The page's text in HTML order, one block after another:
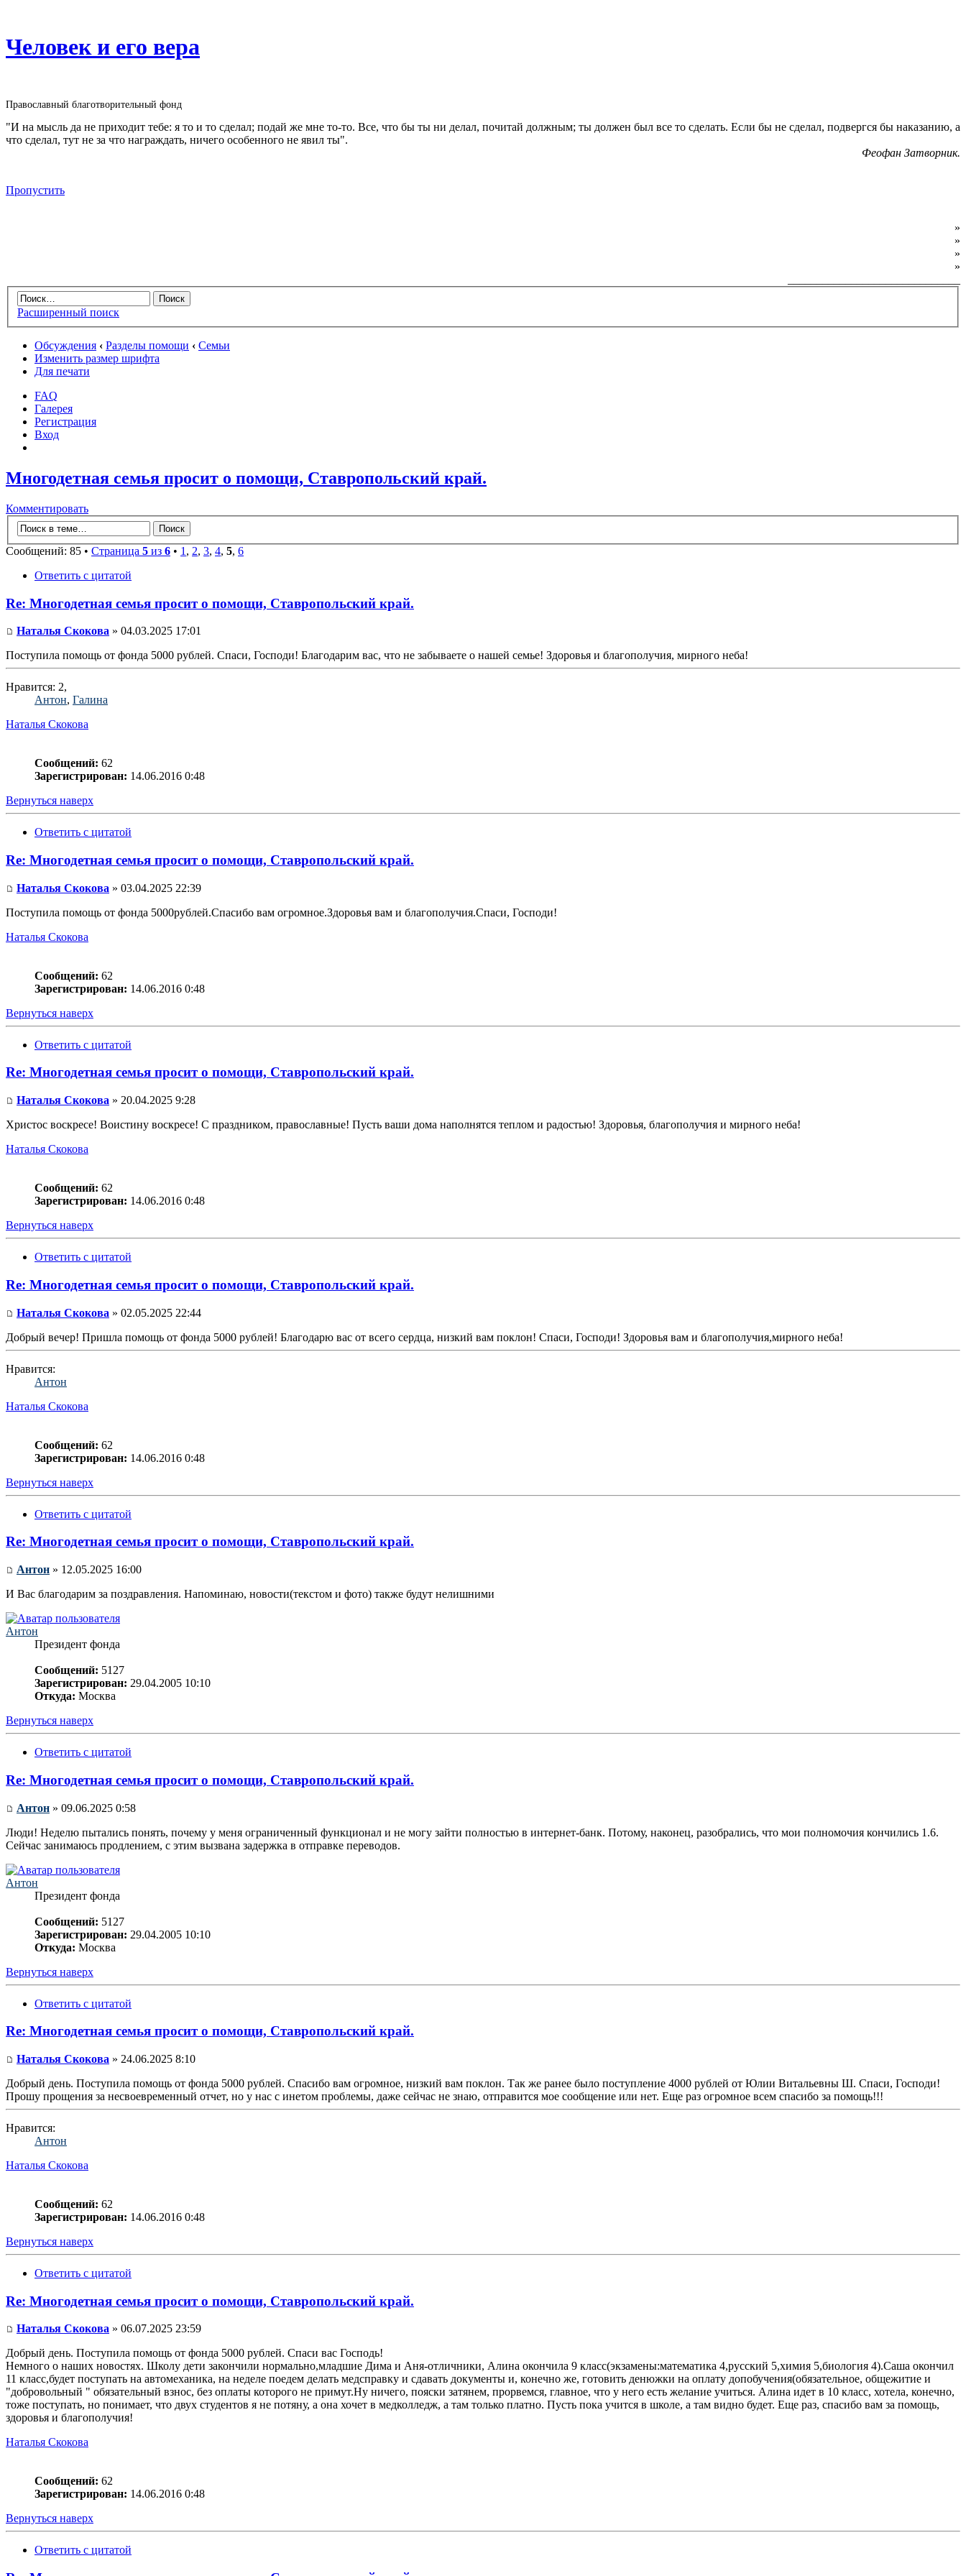
Человек и его вера
Православный благотворительный фонд
"И на мысль да не приходит тебе: я то и то сделал; подай же мне то-то. Все, что бы ты ни делал, почитай должным; ты должен был все то сделать. Если бы не сделал, подвергся бы наказанию, а
что сделал, тут не за что награждать, ничего особенного не явил ты".
Феофан Затворник.
Пропустить
»
»
»
»
Расширенный поиск
Обсуждения ‹ Разделы помощи ‹ Семьи
Изменить размер шрифта
Для печати
FAQ
Галерея
Регистрация
Вход
Многодетная семья просит о помощи, Ставропольский край.
Комментировать
Сообщений: 85 • Страница 5 из 6 • 1 , 2, 3, 4, 5, 6
Ответить с цитатой
Re: Многодетная семья просит о помощи, Ставропольский край.
Наталья Скокова » 04.03.2025 17:01
Поступила помощь от фонда 5000 рублей. Спаси, Господи! Благодарим вас, что не забываете о нашей семье! Здоровья и благополучия, мирного неба!
Нравится: 2,
Антон, Галина
Наталья Скокова
Сообщений: 62
Зарегистрирован: 14.06.2016 0:48
Вернуться наверх
Ответить с цитатой
Re: Многодетная семья просит о помощи, Ставропольский край.
Наталья Скокова » 03.04.2025 22:39
Поступила помощь от фонда 5000рублей.Спасибо вам огромное.Здоровья вам и благополучия.Спаси, Господи!
Наталья Скокова
Сообщений: 62
Зарегистрирован: 14.06.2016 0:48
Вернуться наверх
Ответить с цитатой
Re: Многодетная семья просит о помощи, Ставропольский край.
Наталья Скокова » 20.04.2025 9:28
Христос воскресе! Воистину воскресе! С праздником, православные! Пусть ваши дома наполнятся теплом и радостью! Здоровья, благополучия и мирного неба!
Наталья Скокова
Сообщений: 62
Зарегистрирован: 14.06.2016 0:48
Вернуться наверх
Ответить с цитатой
Re: Многодетная семья просит о помощи, Ставропольский край.
Наталья Скокова » 02.05.2025 22:44
Добрый вечер! Пришла помощь от фонда 5000 рублей! Благодарю вас от всего сердца, низкий вам поклон! Спаси, Господи! Здоровья вам и благополучия,мирного неба!
Нравится:
Антон
Наталья Скокова
Сообщений: 62
Зарегистрирован: 14.06.2016 0:48
Вернуться наверх
Ответить с цитатой
Re: Многодетная семья просит о помощи, Ставропольский край.
Антон » 12.05.2025 16:00
И Вас благодарим за поздравления. Напоминаю, новости(текстом и фото) также будут нелишними
Антон
Президент фонда
Сообщений: 5127
Зарегистрирован: 29.04.2005 10:10
Откуда: Москва
Вернуться наверх
Ответить с цитатой
Re: Многодетная семья просит о помощи, Ставропольский край.
Антон » 09.06.2025 0:58
Люди! Неделю пытались понять, почему у меня ограниченный функционал и не могу зайти полностью в интернет-банк. Потому, наконец, разобрались, что мои полномочия кончились 1.6.
Сейчас занимаюсь продлением, с этим вызвана задержка в отправке переводов.
Антон
Президент фонда
Сообщений: 5127
Зарегистрирован: 29.04.2005 10:10
Откуда: Москва
Вернуться наверх
Ответить с цитатой
Re: Многодетная семья просит о помощи, Ставропольский край.
Наталья Скокова » 24.06.2025 8:10
Добрый день. Поступила помощь от фонда 5000 рублей. Спасибо вам огромное, низкий вам поклон. Так же ранее было поступление 4000 рублей от Юлии Витальевны Ш. Спаси, Господи!
Прошу прощения за несвоевременный отчет, но у нас с инетом проблемы, даже сейчас не знаю, отправится мое сообщение или нет. Еще раз огромное всем спасибо за помощь!!!
Нравится:
Антон
Наталья Скокова
Сообщений: 62
Зарегистрирован: 14.06.2016 0:48
Вернуться наверх
Ответить с цитатой
Re: Многодетная семья просит о помощи, Ставропольский край.
Наталья Скокова » 06.07.2025 23:59
Добрый день. Поступила помощь от фонда 5000 рублей. Спаси вас Господь!
Немного о наших новостях. Школу дети закончили нормально,младшие Дима и Аня-отличники, Алина окончила 9 класс(экзамены:математика 4,русский 5,химия 5,биология 4).Саша окончил
11 класс,будет поступать на автомеханика, на неделе поедем делать медсправку и сдавать документы и, конечно же, готовить денюжки на оплату допобучения(обязательное, общежитие и
"добровольный " обязательный взнос, без оплаты которого не примут.Ну ничего, пояски затянем, прорвемся, главное, что у него есть желание учиться. Алина идет в 10 класс, хотела, конечно,
тоже поступать, но понимает, что двух студентов я не потяну, а она хочет в медколледж, а там только платно. Пусть пока учится в школе, а там видно будет. Еще раз, спасибо вам за помощь,
здоровья и благополучия!
Наталья Скокова
Сообщений: 62
Зарегистрирован: 14.06.2016 0:48
Вернуться наверх
Ответить с цитатой